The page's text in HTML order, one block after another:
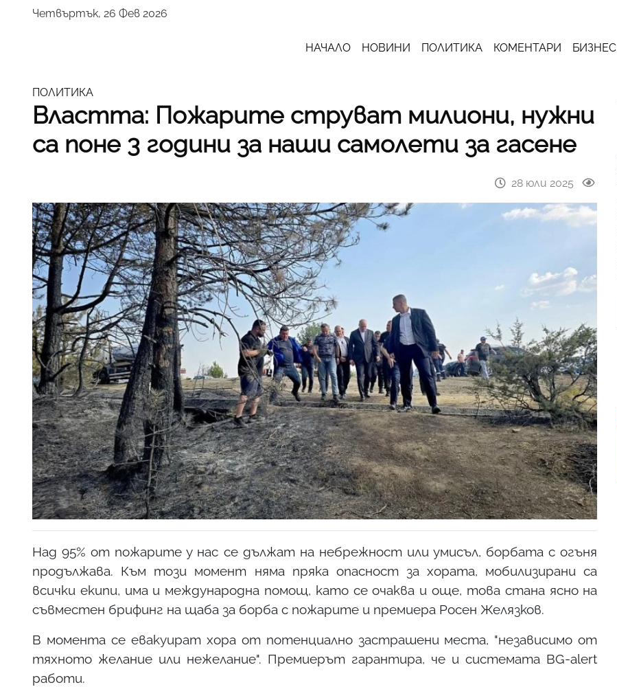
Четвъртък, 26 Фев 2026
НАЧАЛО НОВИНИ ПОЛИТИКА КОМЕНТАРИ БИЗНЕС
ПОЛИТИКА
Властта: Пожарите струват милиони, нужни
са поне 3 години за наши самолети за гасене
28 юли 2025
Над 95% от пожарите у нас се дължат на небрежност или умисъл, борбата с огъня
продължава. Към този момент няма пряка опасност за хората, мобилизирани са
всички екипи, има и международна помощ, като се очаква и още, това стана ясно на
съвместен брифинг на щаба за борба с пожарите и премиера Росен Желязков.
В момента се евакуират хора от потенциално застрашени места, "независимо от
тяхното желание или нежелание". Премиерът гарантира, че и системата BG-alert
работи.